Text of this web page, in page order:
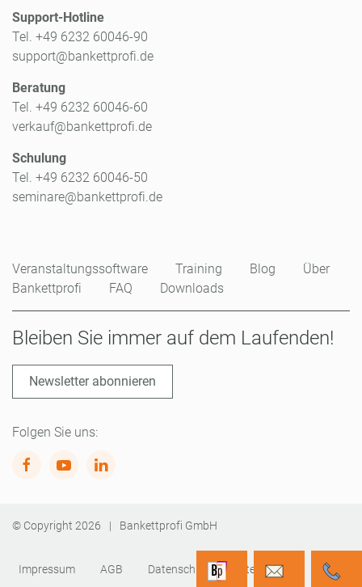
Support-Hotline
Tel. +49 6232 60046-90
support@bankettprofi.de
Beratung
Tel. +49 6232 60046-60
verkauf@bankettprofi.de
Schulung
Tel. +49 6232 60046-50
seminare@bankettprofi.de
Veranstaltungssoftware Training Blog
Über
Bankettprofi
FAQ Downloads
Bleiben Sie immer auf dem Laufenden!
Newsletter abonnieren
Folgen Sie uns:
© Copyright 2026 | Bankettprofi GmbH
Impressum AGB Datenschutz Sitemap